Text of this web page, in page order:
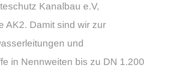
Kanalbau e.V,
AK2. Damit sind wir zur
und
in Nennweiten bis zu DN 1.200